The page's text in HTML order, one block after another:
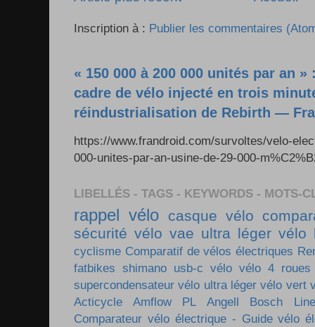
Inscription à : Publier les commentaires
« 150 000 à 200 000 unités par an »
cadre de vélo injecté en trois
réindustrialisation de Rebirth —
https://www.frandroid.com/survoltes/velo-
000-unites-par-an-usine-de-29-000-
LIBELLÉS - TAGS - KEYWORDS - MOTS-
rappel vélo casque vélo
sécurité vélo vae ultra léger vélo
cyclisme Comparatif de vélos électriques
fatbikes shimano usb-c vélo vélo 4 roues
supercondensateur vélo ultra léger vélo vert
Acticycle
Amflow PL Angell
Bosch
Comparateur vélo électrique - Guide vélo